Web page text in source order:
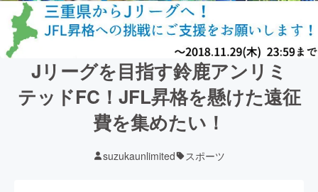
Jリーグを目指す鈴鹿アンリミ
テッドFC！JFL昇格を懸けた遠征
費を集めたい！
suzukaunlimited スポーツ